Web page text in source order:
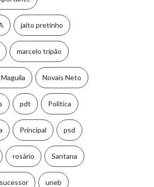
jaito pretinho
marcelo tripão
Novais Neto
pdt Política
Principal psd
rosário Santana
sucessor uneb